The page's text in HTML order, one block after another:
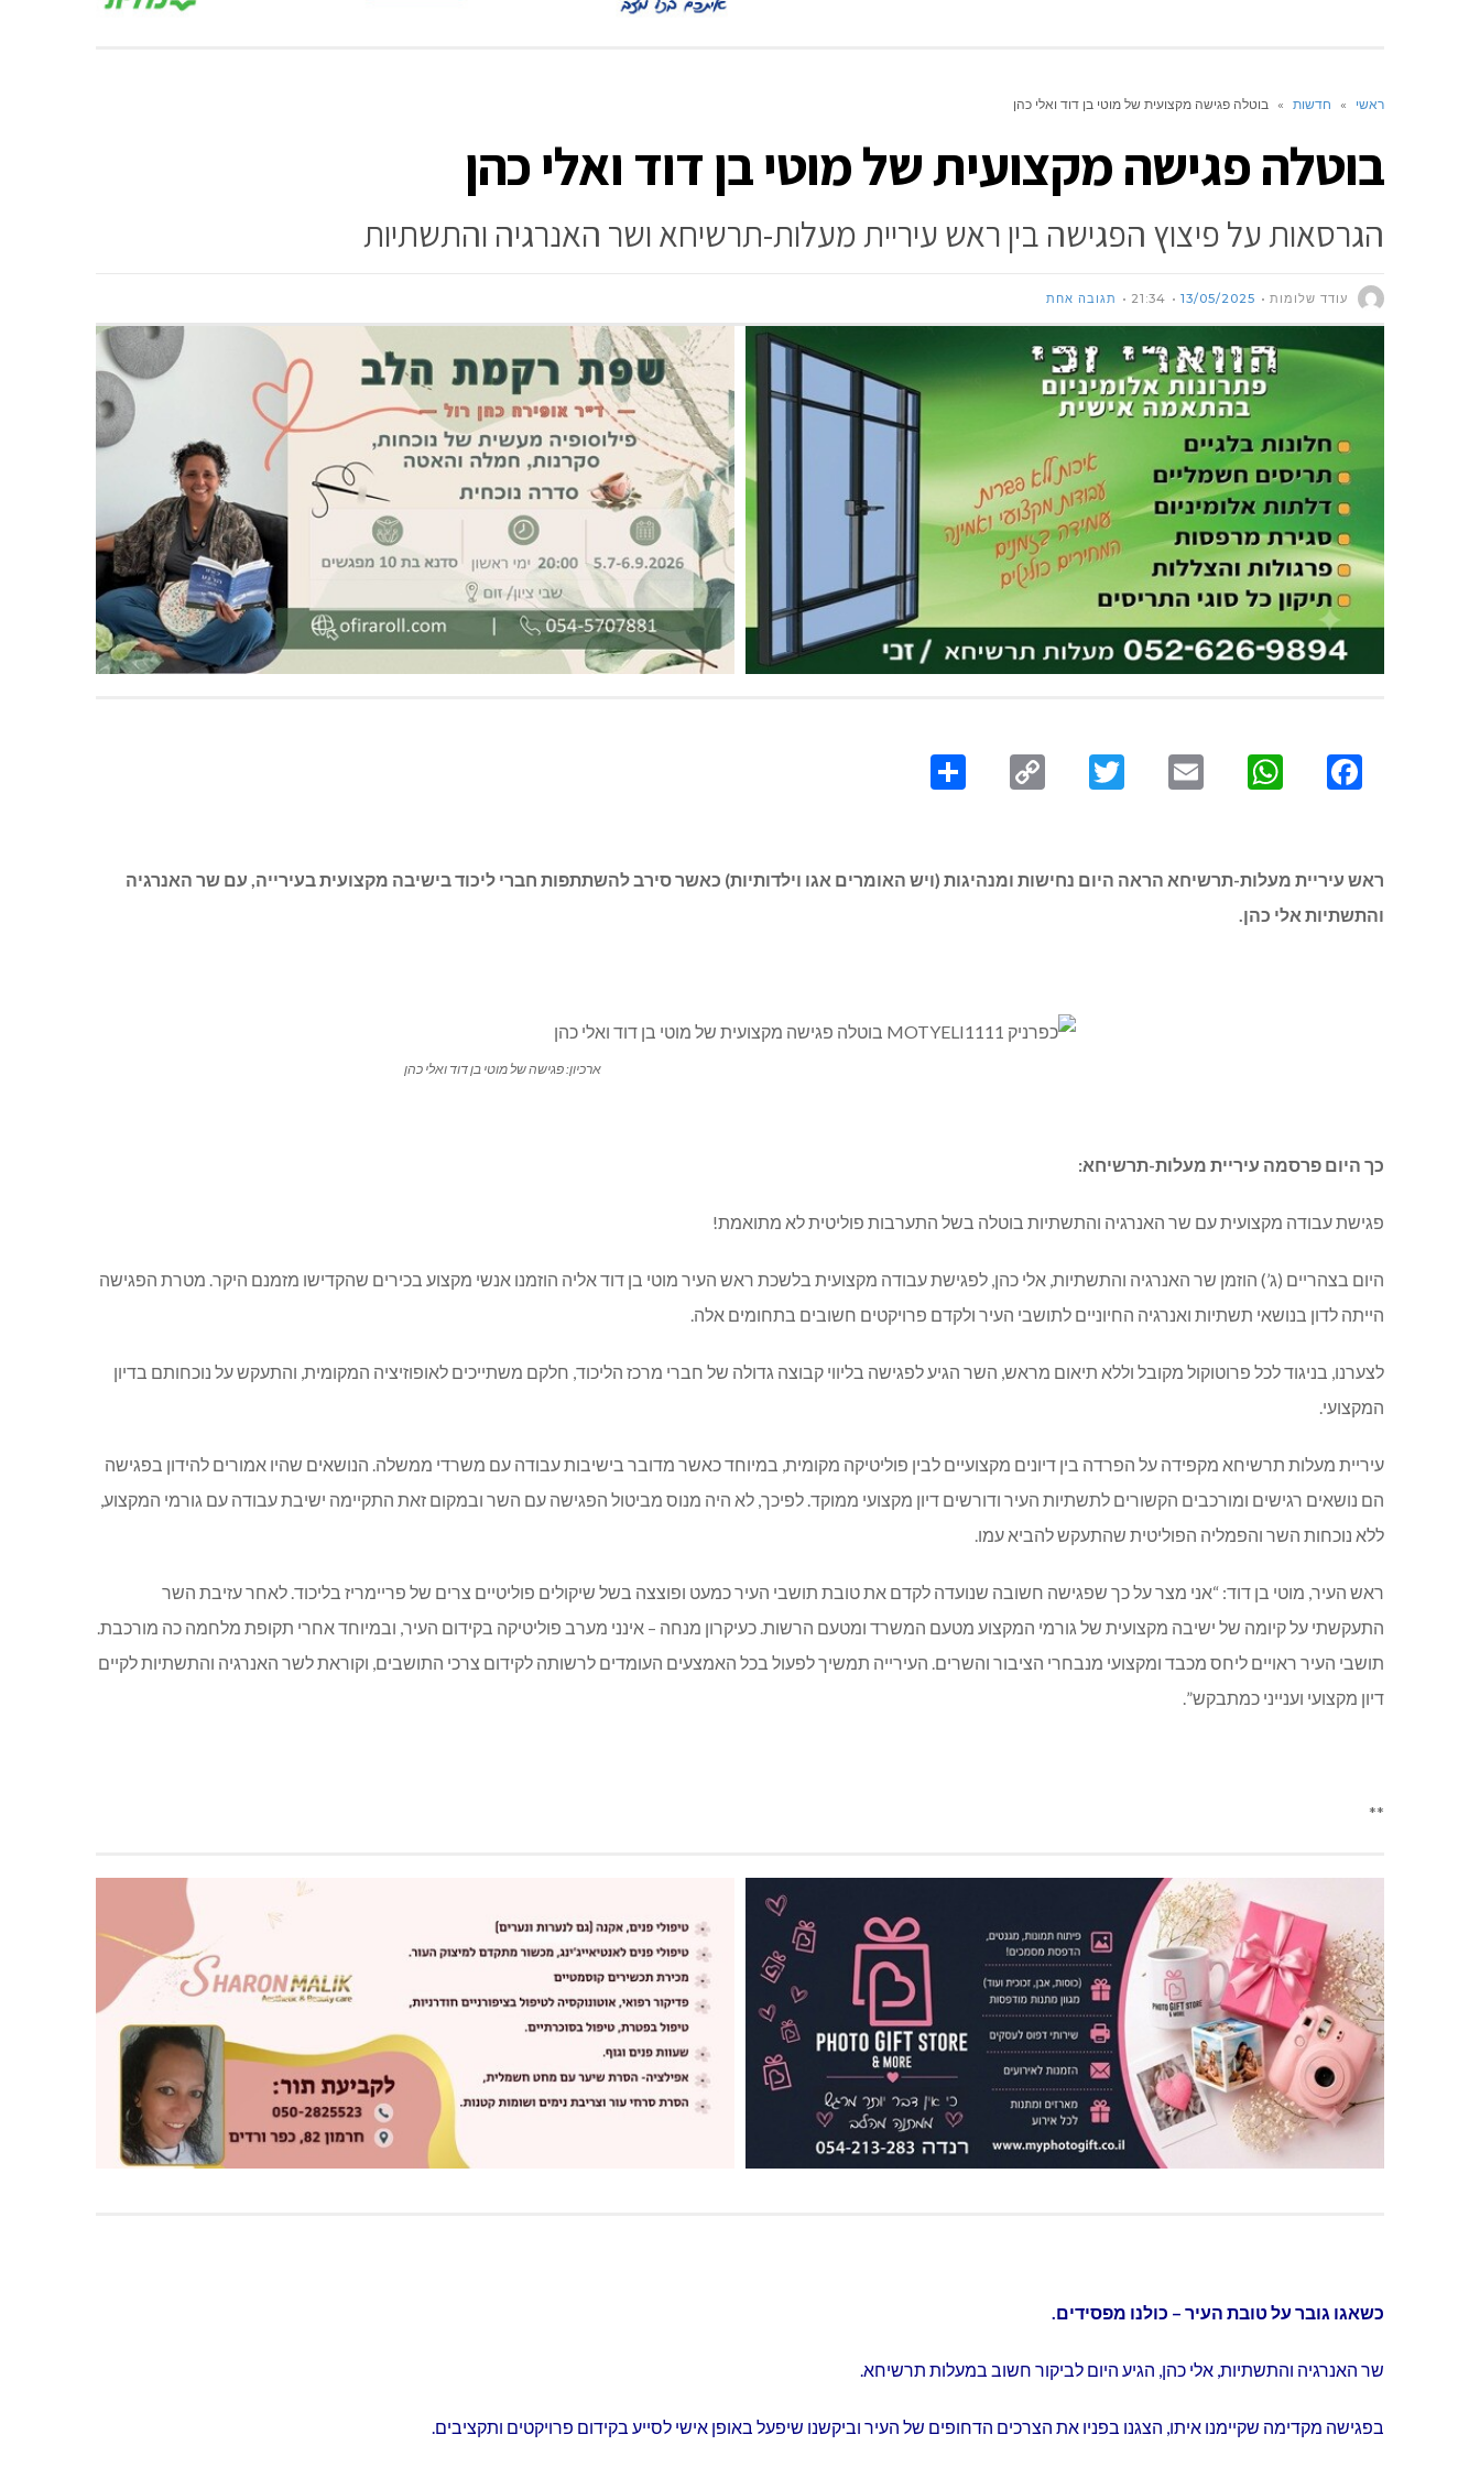
ראשי » חדשות » בוטלה פגישה מקצועית של מוטי בן דוד ואלי כהן
בוטלה פגישה מקצועית של מוטי בן דוד ואלי כהן
הגרסאות על פיצוץ הפגישה בין ראש עיריית מעלות-תרשיחא ושר האנרגיה והתשתיות
עודד שלומות 13/05/2025
21:34 תגובה אחת
Facebook
WhatsApp
Email
Twitter
Copy
ראש עיריית מעלות-תרשיחא הראה היום נחישות ומנהיגות (ויש האומרים אגו וילדותיות) כאשר סירב להשתתפות חברי ליכוד בישיבה מקצועית בעירייה, עם שר האנרגיה
והתשתיות אלי כהן.
ארכיון: פגישה של מוטי בן דוד ואלי כהן
כך היום פרסמה עיריית מעלות-תרשיחא:
פגישת עבודה מקצועית עם שר האנרגיה והתשתיות בוטלה בשל התערבות פוליטית לא מתואמת!
היום בצהריים (ג’) הוזמן שר האנרגיה והתשתיות, אלי כהן, לפגישת עבודה מקצועית בלשכת ראש העיר מוטי בן דוד אליה הוזמנו אנשי מקצוע בכירים שהקדישו מזמנם היקר. מטרת הפגישה
הייתה לדון בנושאי תשתיות ואנרגיה החיוניים לתושבי העיר ולקדם פרויקטים חשובים בתחומים אלה.
לצערנו, בניגוד לכל פרוטוקול מקובל וללא תיאום מראש, השר הגיע לפגישה בליווי קבוצה גדולה של חברי מרכז הליכוד, חלקם משתייכים לאופוזיציה המקומית, והתעקש על נוכחותם בדיון
המקצועי.
עיריית מעלות תרשיחא מקפידה על הפרדה בין דיונים מקצועיים לבין פוליטיקה מקומית, במיוחד כאשר מדובר בישיבות עבודה עם משרדי ממשלה. הנושאים שהיו אמורים להידון בפגישה
הם נושאים רגישים ומורכבים הקשורים לתשתיות העיר ודורשים דיון מקצועי ממוקד. לפיכך, לא היה מנוס מביטול הפגישה עם השר ובמקום זאת התקיימה ישיבת עבודה עם גורמי המקצוע,
ללא נוכחות השר והפמליה הפוליטית שהתעקש להביא עמו.
ראש העיר, מוטי בן דוד: “אני מצר על כך שפגישה חשובה שנועדה לקדם את טובת תושבי העיר כמעט ופוצצה בשל שיקולים פוליטיים צרים של פריימריז בליכוד. לאחר עזיבת השר
התעקשתי על קיומה של ישיבה מקצועית של גורמי המקצוע מטעם המשרד ומטעם הרשות. כעיקרון מנחה – אינני מערב פוליטיקה בקידום העיר, ובמיוחד אחרי תקופת מלחמה כה מורכבת.
תושבי העיר ראויים ליחס מכבד ומקצועי מנבחרי הציבור והשרים. העירייה תמשיך לפעול בכל האמצעים העומדים לרשותה לקידום צרכי התושבים, וקוראת לשר האנרגיה והתשתיות לקיים
דיון מקצועי וענייני כמתבקש”.
**
כשאגו גובר על טובת העיר – כולנו מפסידים.
שר האנרגיה והתשתיות, אלי כהן, הגיע היום לביקור חשוב במעלות תרשיחא.
בפגישה מקדימה שקיימנו איתו, הצגנו בפניו את הצרכים הדחופים של העיר וביקשנו שיפעל באופן אישי לסייע בקידום פרויקטים ותקציבים.